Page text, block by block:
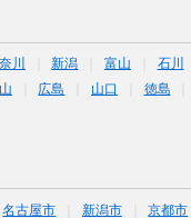
川 新潟 富山 石川
広島 山口 徳島
名古屋市 新潟市 京都市